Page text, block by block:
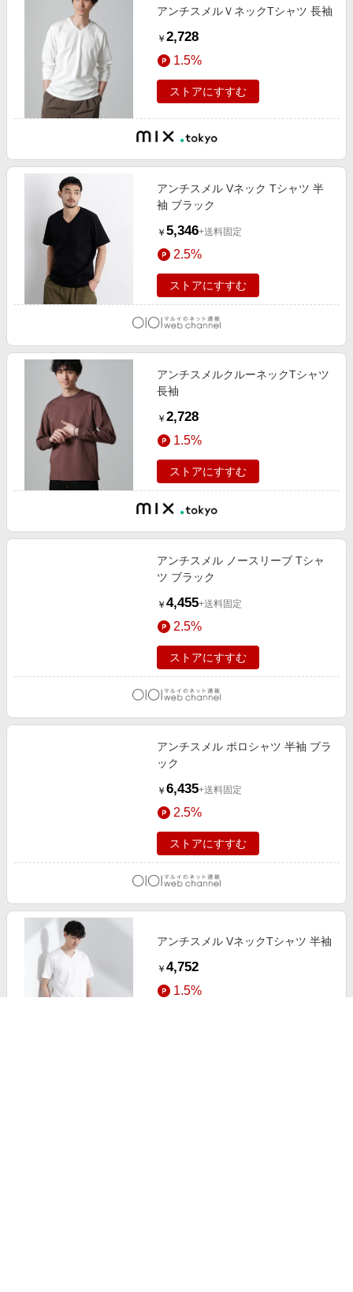
アンチスメルＶネックTシャツ 長袖
￥ 2,728
1.5%
ストアにすすむ
アンチスメル Vネック Tシャツ 半
袖 ブラック
￥ 5,346+送料固定
2.5%
ストアにすすむ
アンチスメルクルーネックTシャツ
長袖
￥ 2,728
1.5%
ストアにすすむ
アンチスメル ノースリーブ Tシャ
ツ ブラック
￥ 4,455+送料固定
2.5%
ストアにすすむ
アンチスメル ポロシャツ 半袖 ブラ
ック
￥ 6,435+送料固定
2.5%
ストアにすすむ
アンチスメル VネックTシャツ 半袖
￥ 4,752
1.5%